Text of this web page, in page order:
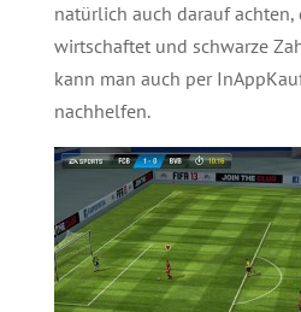
natürlich auch darauf
wirtschaftet und schwarze
kann man auch per
nachhelfen.